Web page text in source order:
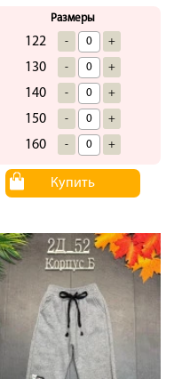
Размеры
122 - +
130 - +
140 - +
150 - +
160 - +
Купить